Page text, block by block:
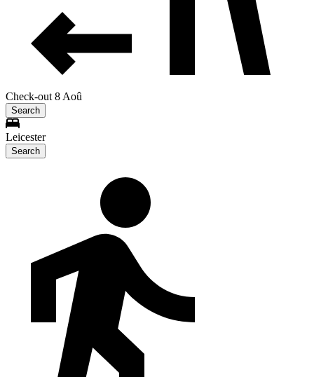
Check-out 8 Aoû
Search
Leicester
Search